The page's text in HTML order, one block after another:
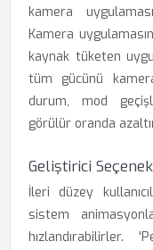
kamera
Kamera
kaynak tüketen
tüm gücünü
durum, mod
görülür oranda
Geliştirici
İleri düzey
sistem
hızlandırabilirler.